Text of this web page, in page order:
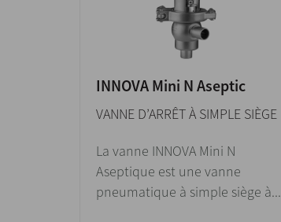
INNOVA Mini N Aseptic
VANNE D’ARRÊT À SIMPLE SIÈGE
La vanne INNOVA Mini N
Aseptique est une vanne
pneumatique à simple siège à...